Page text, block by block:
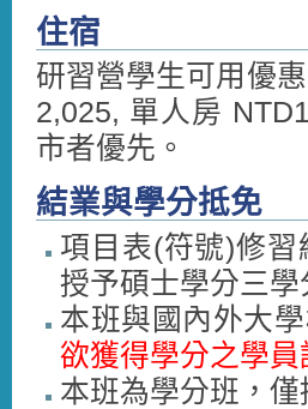
住宿
研習營學生可用優
2,025, 單人房
市者優先。
結業與學分抵免
項目表(符號)修
授予碩士學分三
本班與國內外大
欲獲得學分之學
本班為學分班，